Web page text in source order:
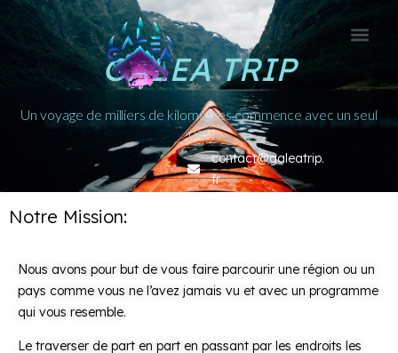
GALEA TRIP
Un voyage de milliers de kilomètres commence avec un seul
pas
contact@galeatrip.
fr
Notre Mission:
Nous avons pour but de vous faire parcourir une région ou un
pays comme vous ne l’avez jamais vu et avec un programme
qui vous resemble.
Le traverser de part en part en passant par les endroits les